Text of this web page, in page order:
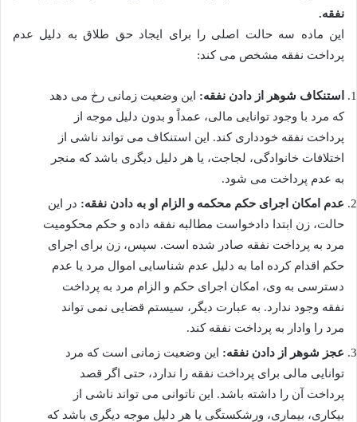
نفقه.
این ماده سه حالت اصلی را برای ایجاد حق طلاق به دلیل عدم
پرداخت نفقه مشخص می کند:
استنکاف شوهر از دادن نفقه: این وضعیت زمانی رخ می دهد
که مرد با وجود توانایی مالی، عمداً و بدون دلیل موجه از
پرداخت نفقه خودداری کند. این استنکاف می تواند ناشی از
اختلافات خانوادگی، لجاجت، یا هر دلیل دیگری باشد که منجر
به عدم پرداخت می شود.
عدم امکان اجرای حکم محکمه و الزام او به دادن نفقه: در این
حالت، زن ابتدا دادخواست مطالبه نفقه داده و حکم محکومیت
مرد به پرداخت نفقه صادر شده است. سپس، زن برای اجرای
حکم اقدام کرده اما به دلیل عدم شناسایی اموال مرد یا عدم
دسترسی به وی، امکان اجرای حکم و الزام مرد به پرداخت
نفقه وجود ندارد. به عبارت دیگر، سیستم قضایی نمی تواند
مرد را وادار به پرداخت نفقه کند.
عجز شوهر از دادن نفقه: این وضعیت زمانی است که مرد
توانایی مالی برای پرداخت نفقه را ندارد، حتی اگر قصد
پرداخت آن را داشته باشد. این ناتوانی می تواند ناشی از
بیکاری، بیماری، ورشکستگی یا هر دلیل موجه دیگری باشد که